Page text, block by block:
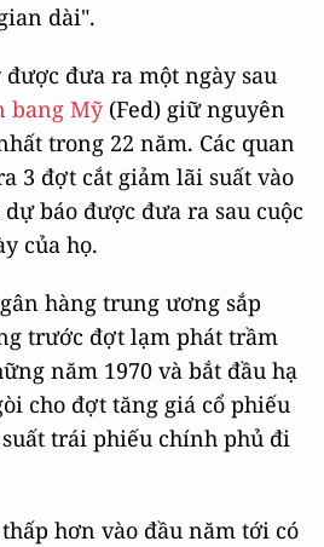
dài".
đưa ra một ngày sau
bang Mỹ (Fed) giữ nguyên
trong 22 năm. Các quan
3 đợt cắt giảm lãi suất vào
báo được đưa ra sau cuộc
của họ.
hàng trung ương sắp
trước đợt lạm phát trầm
năm 1970 và bắt đầu hạ
cho đợt tăng giá cổ phiếu
trái phiếu chính phủ đi
hơn vào đầu năm tới có